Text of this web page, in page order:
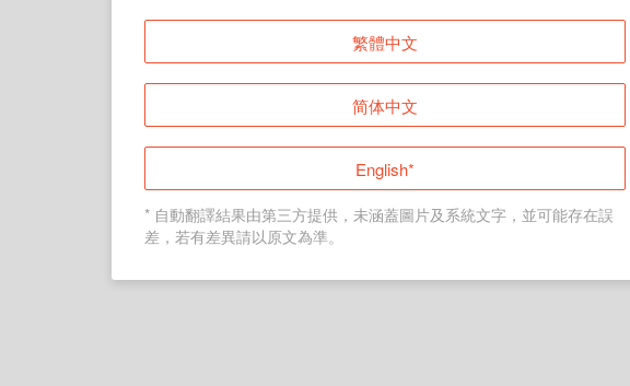
登入
返回首頁
繁體中文
简体中文
English*
* 自動翻譯結果由第三方提供，未涵蓋圖片及系統文字，並可能存在誤
差，若有差異請以原文為準。